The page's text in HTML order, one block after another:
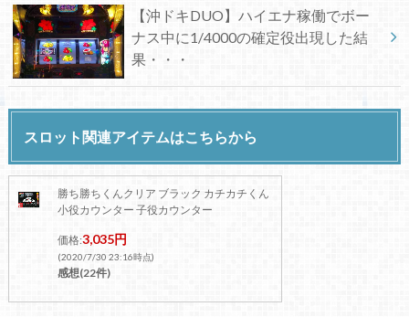
【沖ドキDUO】ハイエナ稼働でボー
ナス中に1/4000の確定役出現した結
果・・・
スロット関連アイテムはこちらから
勝ち勝ちくんクリア ブラック カチカチくん
小役カウンター 子役カウンター
価格:3,035円
(2020/7/30 23:16時点)
感想(22件)